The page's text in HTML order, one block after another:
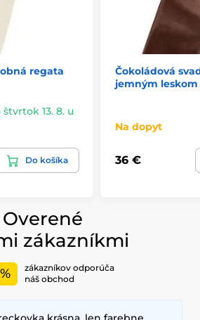
regata
štvrtok 13. 8. u
Do košíka
Čokoládová
jemným leskom
Na dopyt
36 €
Overené
zákazníkmi
zákazníkov odporúča
náš obchod